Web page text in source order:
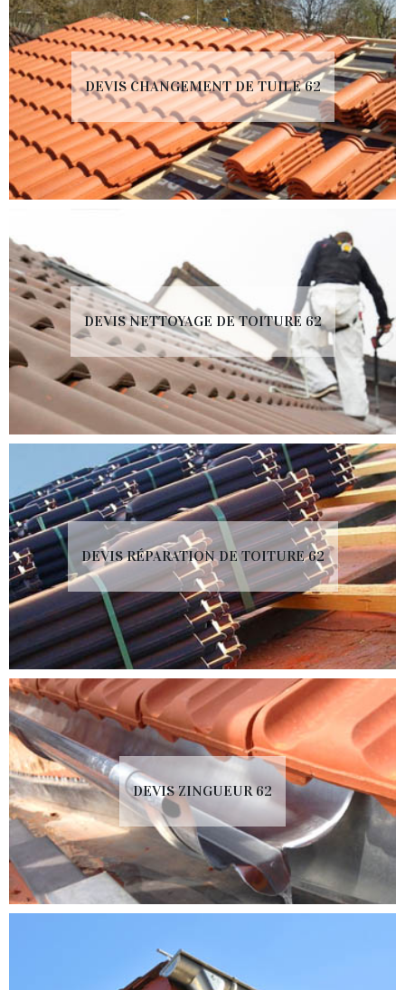
DEVIS CHANGEMENT DE TUILE 62
DEVIS NETTOYAGE DE TOITURE 62
DEVIS RÉPARATION DE TOITURE 62
DEVIS ZINGUEUR 62